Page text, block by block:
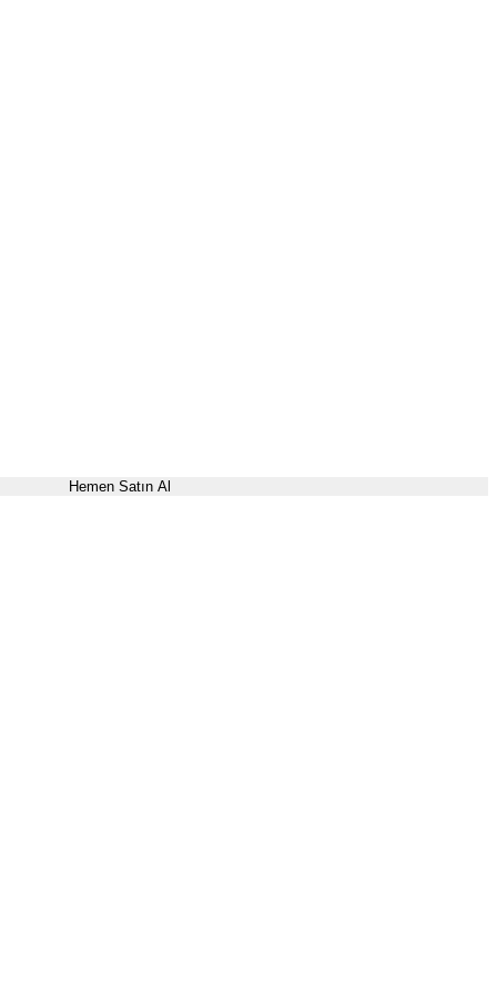
Hemen Satın Al